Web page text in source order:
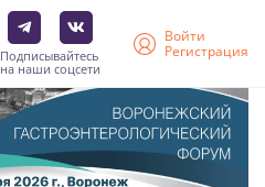
Подписывайтесь
на наши соцсети
Войти
Регистрация